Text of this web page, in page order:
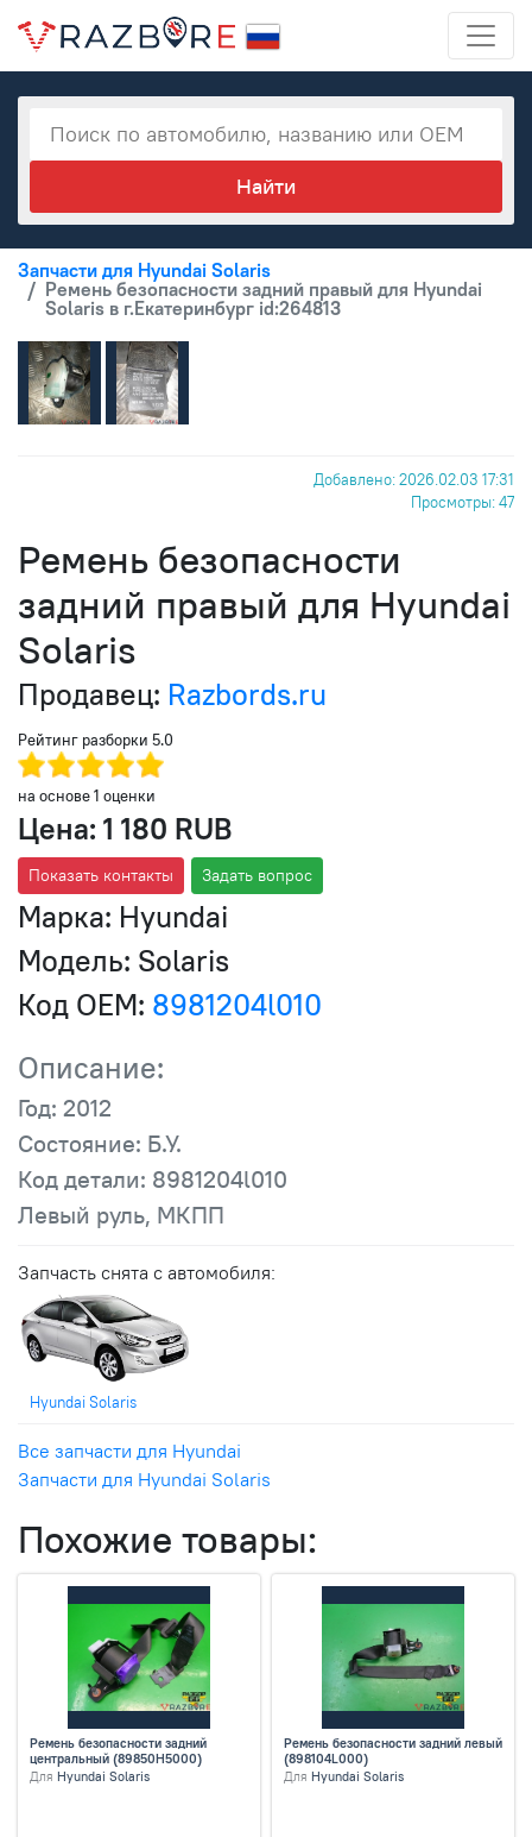
Запчасти для Hyundai Solaris
Ремень безопасности задний правый для Hyundai
Solaris в г.Екатеринбург id:264813
Добавлено: 2026.02.03 17:31
Просмотры: 47
Ремень безопасности
задний правый для Hyundai
Solaris
Продавец: Razbords.ru
Рейтинг разборки 5.0
на основе1 оценки
Цена: 1 180 RUB
Показать контакты Задать вопрос
Марка: Hyundai
Модель: Solaris
Код OEM: 8981204l010
Описание:
Год: 2012
Состояние: Б.У.
Код детали: 8981204l010
Левый руль, МКПП
Запчасть снята с автомобиля:
Hyundai Solaris
Все запчасти для Hyundai
Запчасти для Hyundai Solaris
Похожие товары:
Ремень безопасности задний
центральный (89850H5000)
Для Hyundai Solaris
Ремень безопасности задний левый
(898104L000)
Для Hyundai Solaris